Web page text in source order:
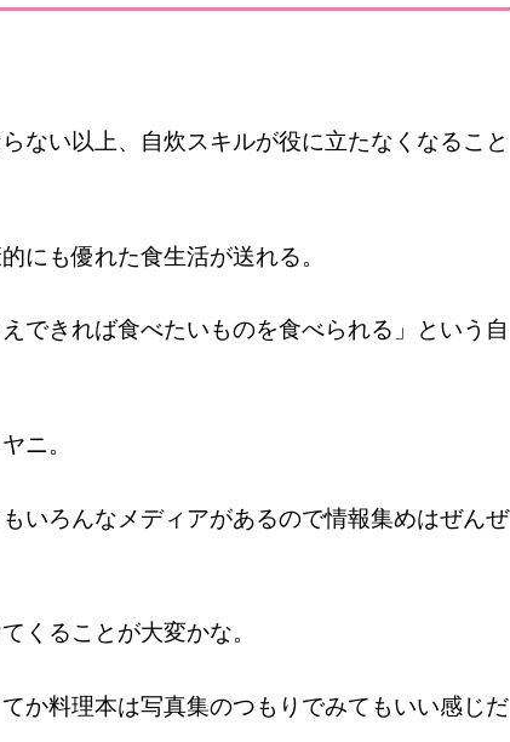
ない以上、自炊スキルが役に立たなくなること
にも優れた食生活が送れる。
できれば食べたいものを食べられる」という自
ニ。
いろんなメディアがあるので情報集めはぜんぜ
くることが大変かな。
か料理本は写真集のつもりでみてもいい感じだ